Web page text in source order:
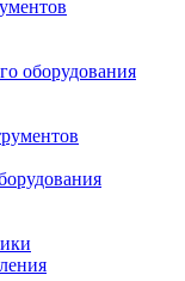
оборудования